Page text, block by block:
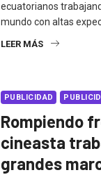
ecuatorianos
mundo con altas
LEER MÁS
PUBLICIDAD
Rompiendo
cineasta
grandes